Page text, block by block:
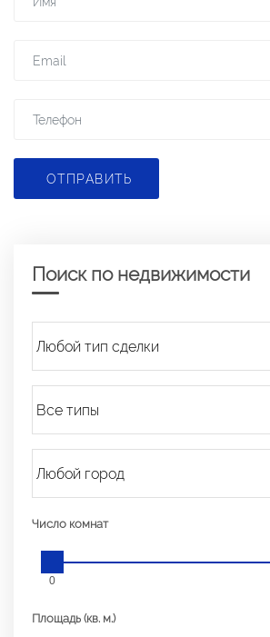
ОТПРАВИТЬ
Поиск по недвижимости
Число комнат
0
Площадь (кв. м.)